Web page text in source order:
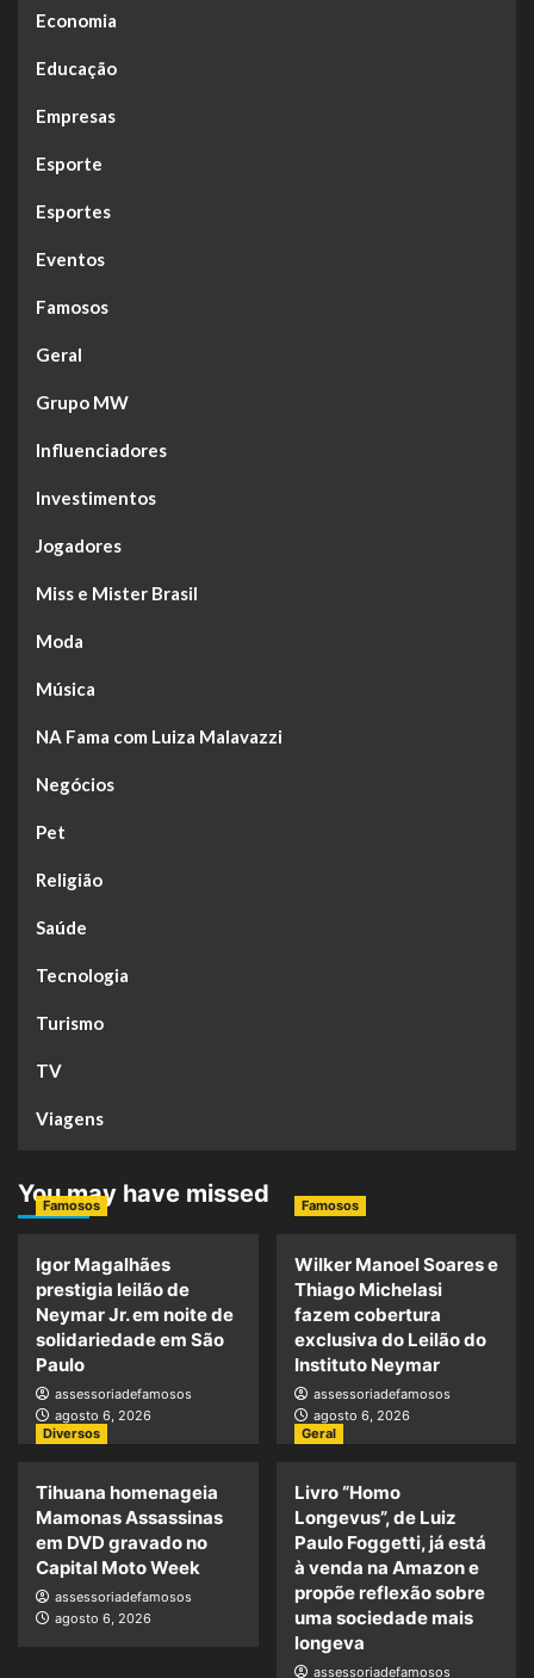
Economia
Educação
Empresas
Esporte
Esportes
Eventos
Famosos
Geral
Grupo MW
Influenciadores
Investimentos
Jogadores
Miss e Mister Brasil
Moda
Música
NA Fama com Luiza Malavazzi
Negócios
Pet
Religião
Saúde
Tecnologia
Turismo
TV
Viagens
You may have missed
Famosos
Igor Magalhães
prestigia leilão de
Neymar Jr. em noite de
solidariedade em São
Paulo
assessoriadefamosos
agosto 6, 2026
Famosos
Wilker Manoel Soares e
Thiago Michelasi
fazem cobertura
exclusiva do Leilão do
Instituto Neymar
assessoriadefamosos
agosto 6, 2026
Diversos
Tihuana homenageia
Mamonas Assassinas
em DVD gravado no
Capital Moto Week
assessoriadefamosos
agosto 6, 2026
Geral
Livro “Homo
Longevus”, de Luiz
Paulo Foggetti, já está
à venda na Amazon e
propõe reflexão sobre
uma sociedade mais
longeva
assessoriadefamosos